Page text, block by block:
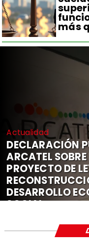
más
Actualidad
DECLARACIÓN
ARCATEL
PROYECTO DE
DESARROLLO
SOCIAL